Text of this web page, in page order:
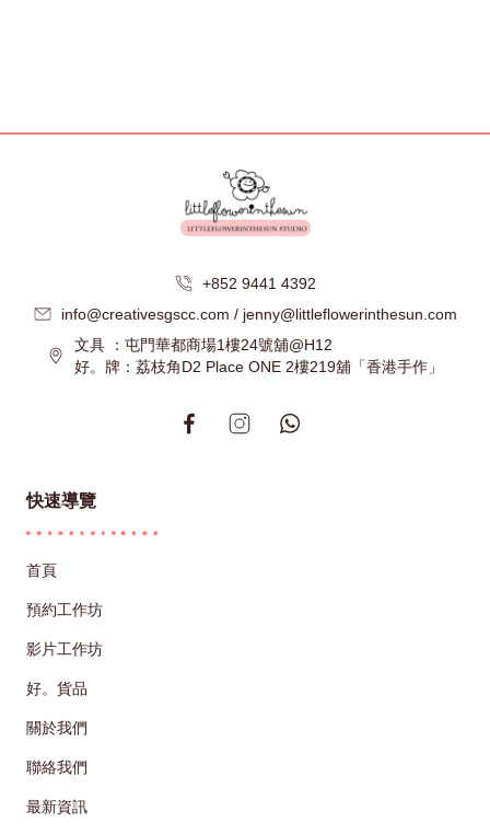
+852 9441 4392
info@creativesgscc.com / jenny@littleflowerinthesun.com
文具 ：屯門華都商場1樓24號舖@H12
好。牌：荔枝角D2 Place ONE 2樓219舖「香港手作」
快速導覽
首頁
預約工作坊
影片工作坊
好。貨品
關於我們
聯絡我們
最新資訊